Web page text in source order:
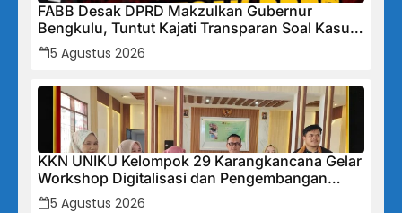
FABB Desak DPRD Makzulkan Gubernur
Bengkulu, Tuntut Kajati Transparan Soal Kasus
Mega Mall
5 Agustus 2026
KKN UNIKU Kelompok 29 Karangkancana Gelar
Workshop Digitalisasi dan Pengembangan
UMKM
5 Agustus 2026